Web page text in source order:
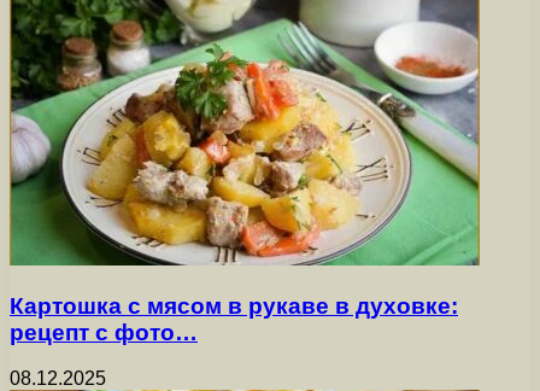
Картошка с мясом в рукаве в духовке:
рецепт с фото…
08.12.2025